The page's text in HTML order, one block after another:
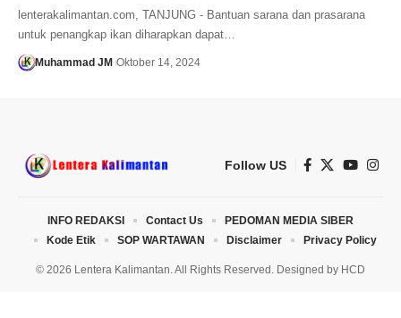
lenterakalimantan.com, TANJUNG - Bantuan sarana dan prasarana
untuk penangkap ikan diharapkan dapat…
Muhammad JM Oktober 14, 2024
Follow US
© 2026 Lentera Kalimantan. All Rights Reserved. Designed by HCD
INFO REDAKSI Contact Us
PEDOMAN MEDIA SIBER
Kode Etik
SOP WARTAWAN Disclaimer Privacy Policy